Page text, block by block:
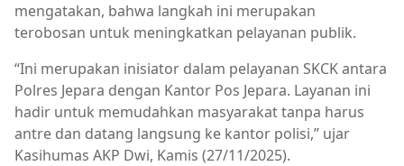
mengatakan, bahwa langkah ini merupakan
terobosan untuk meningkatkan pelayanan publik.
“Ini merupakan inisiator dalam pelayanan SKCK antara
Polres Jepara dengan Kantor Pos Jepara. Layanan ini
hadir untuk memudahkan masyarakat tanpa harus
antre dan datang langsung ke kantor polisi,” ujar
Kasihumas AKP Dwi, Kamis (27/11/2025).